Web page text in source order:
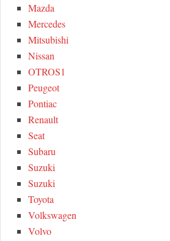
Mazda
Mercedes
Mitsubishi
Nissan
OTROS1
Peugeot
Pontiac
Renault
Seat
Subaru
Suzuki
Suzuki
Toyota
Volkswagen
Volvo